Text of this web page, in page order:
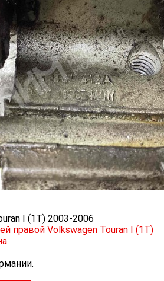
I (1T) 2003-2006
правой Volkswagen Touran I (1T)